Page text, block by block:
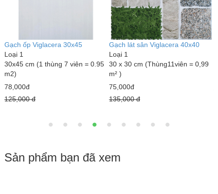
Gạch ốp Viglacera 30x45
Loại 1
30x45 cm (1 thùng 7 viên = 0.95
m2)
78,000đ
125,000 đ
Gạch lát sân Viglacera 40x40
Loại 1
30 x 30 cm (Thùng11viên = 0,99
m² )
75,000đ
135,000 đ
Sản phẩm bạn đã xem